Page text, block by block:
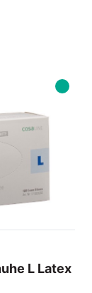
L Latex